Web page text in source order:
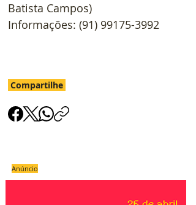
Batista Campos)
Informações: (91) 99175-3992
Compartilhe
Anúncio